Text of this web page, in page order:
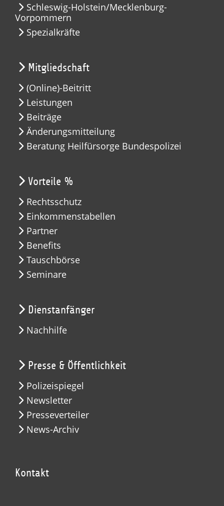
Schleswig-Holstein/Mecklenburg-
Vorpommern
Spezialkräfte
Mitgliedschaft
(Online)-Beitritt
Leistungen
Beiträge
Änderungsmitteilung
Beratung Heilfürsorge Bundespolizei
Vorteile %
Rechtsschutz
Einkommenstabellen
Partner
Benefits
Tauschbörse
Seminare
Dienstanfänger
Nachhilfe
Presse & Öffentlichkeit
Polizeispiegel
Newsletter
Presseverteiler
News-Archiv
Kontakt